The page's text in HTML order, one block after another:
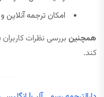
امکان ترجمه آنلاین
همچنین بررسی نظرات
کند.